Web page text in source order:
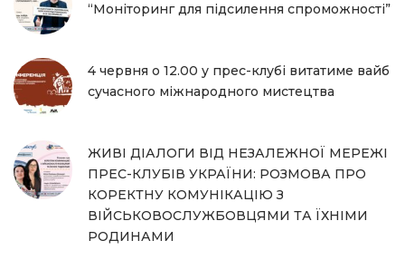
“Моніторинг для підсилення спроможності”
4 червня о 12.00 у прес-клубі витатиме вайб
сучасного міжнародного мистецтва
ЖИВІ ДІАЛОГИ ВІД НЕЗАЛЕЖНОЇ МЕРЕЖІ
ПРЕС-КЛУБІВ УКРАЇНИ: РОЗМОВА ПРО
КОРЕКТНУ КОМУНІКАЦІЮ З
ВІЙСЬКОВОСЛУЖБОВЦЯМИ ТА ЇХНІМИ
РОДИНАМИ